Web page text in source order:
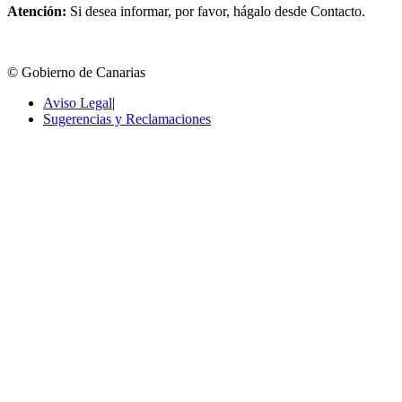
Atención: Si desea informar, por favor, hágalo desde Contacto.
© Gobierno de Canarias
Aviso Legal|
Sugerencias y Reclamaciones